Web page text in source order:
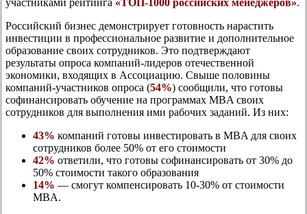
участниками рейтинга «ТОП-1000 российских менеджеров».
Российский бизнес демонстрирует готовность нарастить
инвестиции в профессиональное развитие и дополнительное
образование своих сотрудников. Это подтверждают
результаты опроса компаний-лидеров отечественной
экономики, входящих в Ассоциацию. Свыше половины
компаний-участников опроса (54%) сообщили, что готовы
софинансировать обучение на программах MBA своих
сотрудников для выполнения ими рабочих заданий. Из них:
43% компаний готовы инвестировать в MBA для своих
сотрудников более 50% от его стоимости
42% ответили, что готовы софинансировать от 30% до
50% стоимости такого образования
14% — смогут компенсировать 10-30% от стоимости
MBA.